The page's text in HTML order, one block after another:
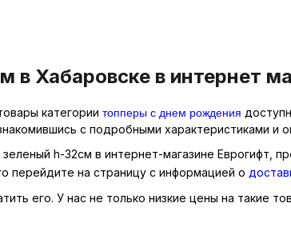
Хабаровске в интернет
категории топперы с днем рождения
с подробными характеристиками и
h-32см в интернет-магазине Еврогифт,
перейдите на страницу с информацией о
его. У нас не только низкие цены на такие